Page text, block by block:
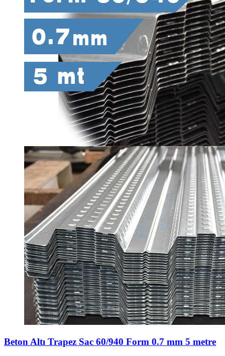
Beton Altı Trapez Sac 60/940 Form 0.7 mm 5 metre